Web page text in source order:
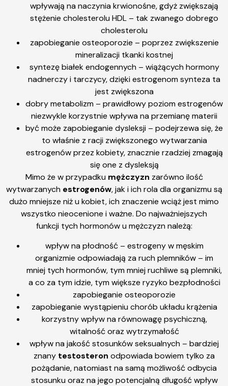
wpływają na naczynia krwionośne, gdyż zwiększają
stężenie cholesterolu HDL – tak zwanego dobrego
cholesterolu
zapobieganie osteoporozie – poprzez zwiększenie
mineralizacji tkanki kostnej
syntezę białek endogennych – wiążących hormony
nadnerczy i tarczycy, dzięki estrogenom synteza ta
jest zwiększona
dobry metabolizm – prawidłowy poziom estrogenów
niezwykle korzystnie wpływa na przemianę materii
być może zapobieganie dysleksji – podejrzewa się, że
to właśnie z racji zwiększonego wytwarzania
estrogenów przez kobiety, znacznie rzadziej zmagają
się one z dysleksją
Mimo że w przypadku mężczyzn zarówno ilość
wytwarzanych estrogenów, jak i ich rola dla organizmu są
dużo mniejsze niż u kobiet, ich znaczenie wciąż jest mimo
wszystko nieocenione i ważne. Do najważniejszych
funkcji tych hormonów u mężczyzn należą:
wpływ na płodność – estrogeny w męskim
organizmie odpowiadają za ruch plemników – im
mniej tych hormonów, tym mniej ruchliwe są plemniki,
a co za tym idzie, tym większe ryzyko bezpłodności
zapobieganie osteoporozie
zapobieganie wystąpieniu chorób układu krążenia
korzystny wpływ na równowagę psychiczną,
witalność oraz wytrzymałość
wpływ na jakość stosunków seksualnych – bardziej
znany testosteron odpowiada bowiem tylko za
pożądanie, natomiast na samą możliwość odbycia
stosunku oraz na jego potencjalną długość wpływ